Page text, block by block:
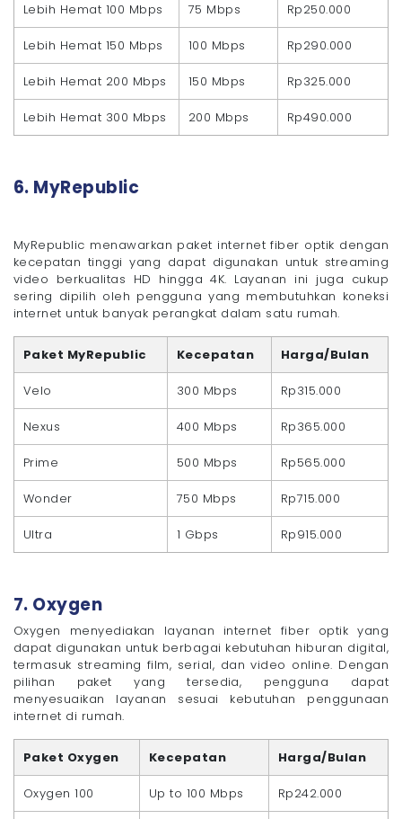
Lebih Hemat 100 Mbps 75 Mbps Rp250.000
Lebih Hemat 150 Mbps 100 Mbps Rp290.000
Lebih Hemat 200 Mbps 150 Mbps Rp325.000
Lebih Hemat 300 Mbps 200 Mbps Rp490.000
6. MyRepublic
MyRepublic menawarkan paket internet fiber optik dengan
kecepatan tinggi yang dapat digunakan untuk streaming
video berkualitas HD hingga 4K. Layanan ini juga cukup
sering dipilih oleh pengguna yang membutuhkan koneksi
internet untuk banyak perangkat dalam satu rumah.
Paket MyRepublic Kecepatan Harga/Bulan
Velo 300 Mbps Rp315.000
Nexus 400 Mbps Rp365.000
Prime 500 Mbps Rp565.000
Wonder 750 Mbps Rp715.000
Ultra 1 Gbps Rp915.000
7. Oxygen
Oxygen menyediakan layanan internet fiber optik yang
dapat digunakan untuk berbagai kebutuhan hiburan digital,
termasuk streaming film, serial, dan video online. Dengan
pilihan paket yang tersedia, pengguna dapat
menyesuaikan layanan sesuai kebutuhan penggunaan
internet di rumah.
Paket Oxygen Kecepatan Harga/Bulan
Oxygen 100 Up to 100 Mbps Rp242.000